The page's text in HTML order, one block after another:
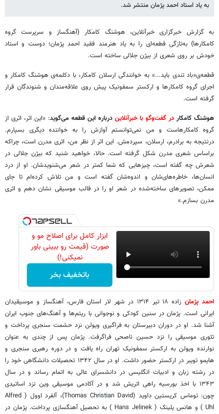
به یاد استاد احمد پژمان منتشر شد.
به گزارش خبرگزاری خبرآنلاین، هوشنگ کامکار (آهنگساز و سرپرست گروه
کامکارها) به‌تازگی قطعه‌ای را به یاد هنرمند فقید احمد پژمان؛ دوست و استاد
خودش بر روی شعری از بیژن جلالی ساخته است.
قطعه‌ی«باد تندی باید...» به خوانندگی ارسلان کامکار، با دکلمه‌ی هوشنگ کامکار و
اجرای گروه کامکارها و ارکستر سمفونیک پیش روی علاقه‌مندان و شنوندگان قرار
گرفته‌ است.
هوشنگ کامکار در گفت‌وگو با خبرآنلاین درباره این قطعه می‌گوید: «این اثر، اثری از
گروه‌ کامکارهاست و من نمی‌توانستم آوازش را به خواننده دیگری بسپارم.
درنتیجه به برادرم، ارسلان، سپردمش. این اثر از نظر من، اثری مدرن است، چراکه
براساس شعری مدرن شکل گرفته است. حالا، خواهید شنید که بیژن جلالی در
شعرش چه گفته است، چیزهایی که شما کمتر در شعر می‌شنویدشان. او از درد
انسان‌ها، خاطره‌های‌شان و اندوه‌شان گفته است و من تلاش کرده‌ام تا جای
ممکن، تصویرهای ساخته‌شده در شعر او را در قالب موسیقی نشان دهم و اثری
مدرن بسازم.»
ابزار کامل برای اصلاح مو و
صورت (قیمت رو ببینی باور
نمیکنی!)
باتخفیف بخر
احمد پژمان
زاده ۱۸ تیر ۱۳۱۴ در شهر لار استان فارس، آهنگساز و موسیقیدان
ایرانی است. پژمان در سنین کودکی و نوجوانی با ریتم‌ها و آهنگ‌های جنوب ایران
آشنا شد. او در دوران دبیرستان به فراگیری ویولن نزد حشمت سنجری پرداخت و
تئوری موسیقی را نزد حسین ناصحی فراگرفت. پژمان پس از چندی به عنوان
نوارنده ویولن به ارکستر سمفونیک تهران راه یافت و در دوره رهبری سنجری و
هایمو تویبر در ارکستر حضور داشت. او در سال ۱۳۴۲ تحصیلات دانشگاهی خود را
در رشته زبان و ادبیات انگلیسی در دانشسرای عالی به اتمام رساند و در سال
۱۳۴۳ با اخذ بورسیه راهی اتریش شد و در آکادمی موسیقی وین نزد اساتیدی
چون: توماس کریستین داوید (Thomas Christian David)، آلفرد اوول ( Alfred
Uhl ) و هانس یلینک ( Hans Jelinek ) به تحصیل آهنگسازی پرداخت. پژمان در